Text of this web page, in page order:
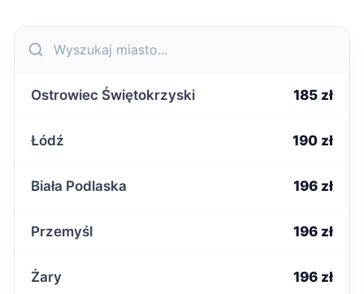
Ostrowiec Świętokrzyski 185 zł
Łódź 190 zł
Biała Podlaska 196 zł
Przemyśl 196 zł
Żary 196 zł